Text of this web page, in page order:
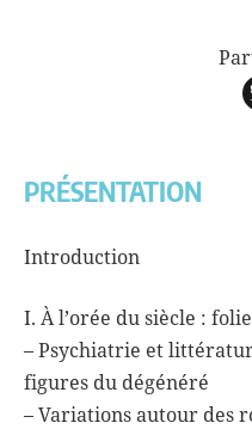
PRÉSENTATION
Introduction
I. À l’orée du siècle :
– Psychiatrie et
figures du dégénéré
– Variations autour des